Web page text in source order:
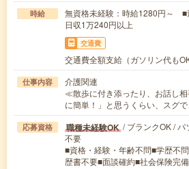
時給
無資格未経験：時給1280円～
日収1万240円以上
交通費
交通費全額支給（ガソリン代もOK
仕事内容
介護関連
≪散歩に付き添ったり、お話し
に簡単！」と思うくらい、スグ
応募資格 職種未経験OK / ブランクOK /
不要
■資格・経験・年齢不問■学歴不
歴書不要■面談確約■社会保険完